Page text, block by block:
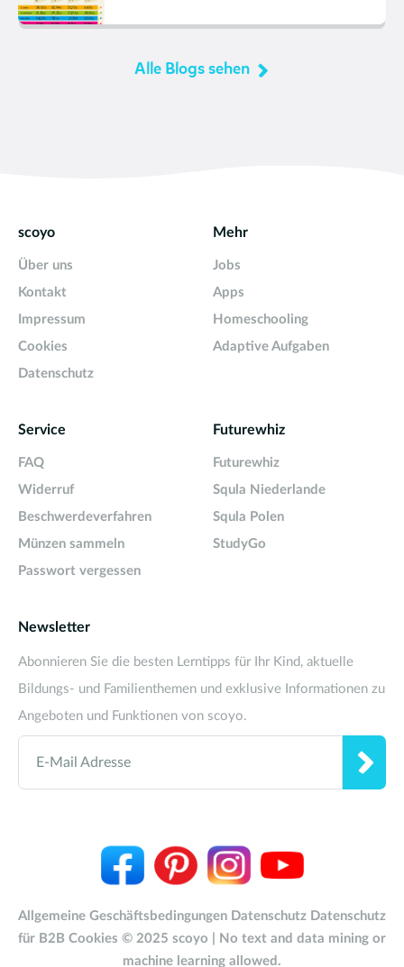
Alle Blogs sehen
scoyo
Über uns
Kontakt
Impressum
Cookies
Datenschutz
Mehr
Jobs
Apps
Homeschooling
Adaptive Aufgaben
Service
FAQ
Widerruf
Beschwerdeverfahren
Münzen sammeln
Passwort vergessen
Futurewhiz
Futurewhiz
Squla Niederlande
Squla Polen
StudyGo
Newsletter
Abonnieren Sie die besten Lerntipps für Ihr Kind, aktuelle
Bildungs- und Familienthemen und exklusive Informationen zu
Angeboten und Funktionen von scoyo.
E-Mail Adresse
Allgemeine Geschäftsbedingungen Datenschutz Datenschutz
für B2B Cookies © 2025 scoyo
| No text and data mining or
machine learning allowed.